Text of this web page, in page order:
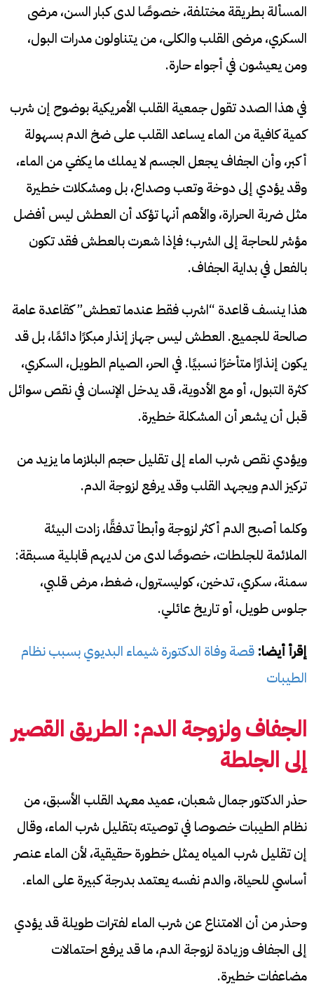
المسألة بطريقة مختلفة، خصوصًا لدى كبار السن، مرضى
السكري، مرضى القلب والكلى، من يتناولون مدرات البول،
ومن يعيشون في أجواء حارة.
في هذا الصدد تقول جمعية القلب الأمريكية بوضوح إن شرب
كمية كافية من الماء يساعد القلب على ضخ الدم بسهولة
أكبر، وأن الجفاف يجعل الجسم لا يملك ما يكفي من الماء،
وقد يؤدي إلى دوخة وتعب وصداع، بل ومشكلات خطيرة
مثل ضربة الحرارة، والأهم أنها تؤكد أن العطش ليس أفضل
مؤشر للحاجة إلى الشرب؛ فإذا شعرت بالعطش فقد تكون
بالفعل في بداية الجفاف.
هذا ينسف قاعدة “اشرب فقط عندما تعطش” كقاعدة عامة
صالحة للجميع. العطش ليس جهاز إنذار مبكرًا دائمًا، بل قد
يكون إنذارًا متأخرًا نسبيًا. في الحر، الصيام الطويل، السكري،
كثرة التبول، أو مع الأدوية، قد يدخل الإنسان في نقص سوائل
قبل أن يشعر أن المشكلة خطيرة.
ويؤدي نقص شرب الماء إلى تقليل حجم البلازما ما يزيد من
تركيز الدم ويجهد القلب وقد يرفع لزوجة الدم.
وكلما أصبح الدم أكثر لزوجة وأبطأ تدفقًا، زادت البيئة
الملائمة للجلطات، خصوصًا لدى من لديهم قابلية مسبقة:
سمنة، سكري، تدخين، كوليسترول، ضغط، مرض قلبي،
جلوس طويل، أو تاريخ عائلي.
إقرأ أيضا: قصة وفاة الدكتورة شيماء البديوي بسبب نظام
الطيبات
الجفاف ولزوجة الدم: الطريق القصير
إلى الجلطة
حذر الدكتور جمال شعبان، عميد معهد القلب الأسبق، من
نظام الطيبات خصوصا في توصيته بتقليل شرب الماء، وقال
إن تقليل شرب المياه يمثل خطورة حقيقية، لأن الماء عنصر
أساسي للحياة، والدم نفسه يعتمد بدرجة كبيرة على الماء.
وحذر من أن الامتناع عن شرب الماء لفترات طويلة قد يؤدي
إلى الجفاف وزيادة لزوجة الدم، ما قد يرفع احتمالات
مضاعفات خطيرة.